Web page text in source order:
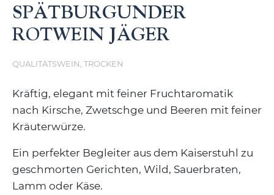
SPÄTBURGUNDER
ROTWEIN JÄGER
QUALITÄTSWEIN, TROCKEN
Kräftig, elegant mit feiner Fruchtaromatik
nach Kirsche, Zwetschge und Beeren mit feiner
Kräuterwürze.
Ein perfekter Begleiter aus dem Kaiserstuhl zu
geschmorten Gerichten, Wild, Sauerbraten,
Lamm oder Käse.